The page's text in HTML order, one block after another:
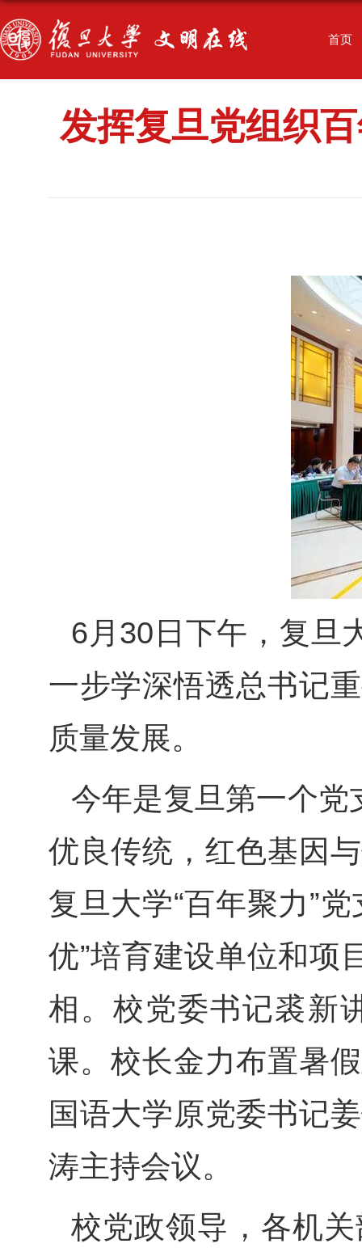
首页
发挥复旦党组织
6 月 30 日下午，复旦
一步学深悟透总书记
质量发展。
今年是复旦第一个党
优良传统，红色基因
复旦大学“百年聚力”
优”培育建设单位和项
相。校党委书记裘新
课。校长金力布置暑
国语大学原党委书记
涛主持会议。
校党政领导，各机